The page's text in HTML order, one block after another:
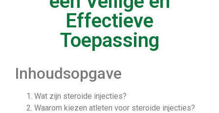
Effectieve
Toepassing
Inhoudsopgave
Wat zijn steroide injecties?
Waarom kiezen atleten voor steroide injecties?